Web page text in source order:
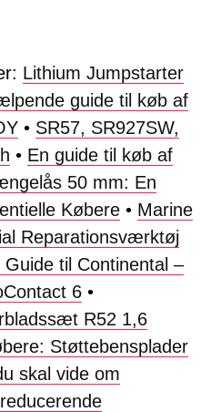
Lithium Jumpstarter
guide til køb af
• SR57, SR927SW,
• En guide til køb af
50 mm: En
Købere • Marine
Reparationsværktøj
Guide til Continental –
6 •
R52 1,6
Støttebensplader
skal vide om